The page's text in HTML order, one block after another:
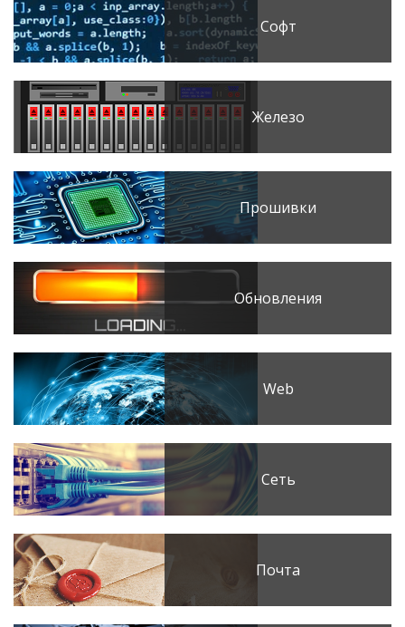
Софт
Железо
Прошивки
Обновления
Web
Сеть
Почта